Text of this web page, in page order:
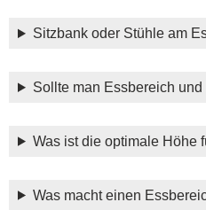
Sitzbank oder Stühle am
Sollte man Essbereich
Was ist die optimale Höhe
Was macht einen